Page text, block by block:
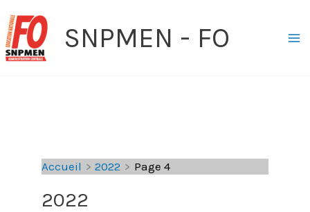
au
contenu
SNPMEN - FO
Accueil 2022 Page 4
2022